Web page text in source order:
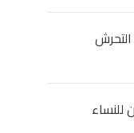
للنساء